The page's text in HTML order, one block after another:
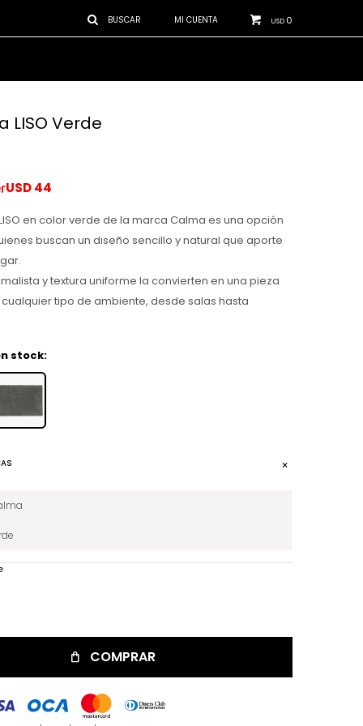
USD 0
LISO Verde
USD44
en color verde de la marca Calma es una opción
buscan un diseño sencillo y natural que aporte
y textura uniforme la convierten en una pieza
tipo de ambiente, desde salas hasta
stock:
COMPRAR